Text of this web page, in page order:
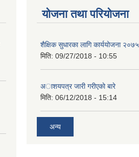
योजना तथा परियोजना
शैक्षिक सुधारका लागि कार्ययोजना २०७५
मिति: 09/27/2018 - 10:55
अाशयपत्र जारी गरीएकाे बारे
मिति: 06/12/2018 - 15:14
अन्य